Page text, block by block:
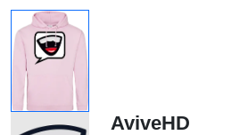
AviveHD